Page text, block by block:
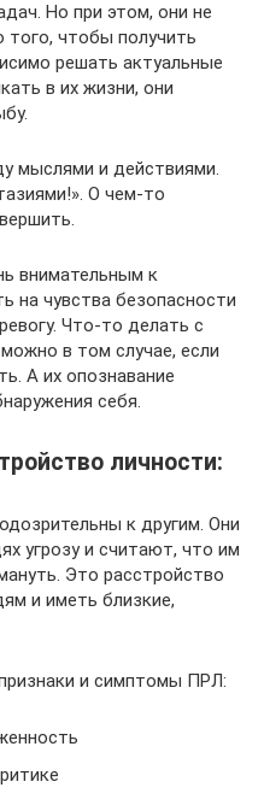
Но при этом, они не
чтобы получить
решать актуальные
в их жизни, они
мыслями и действиями.
О чем-то
внимательным к
на чувства безопасности
Что-то делать с
в том случае, если
А их опознавание
себя.
личности:
к другим. Они
угрозу и считают, что им
Это расстройство
и иметь близкие,
и симптомы ПРЛ: